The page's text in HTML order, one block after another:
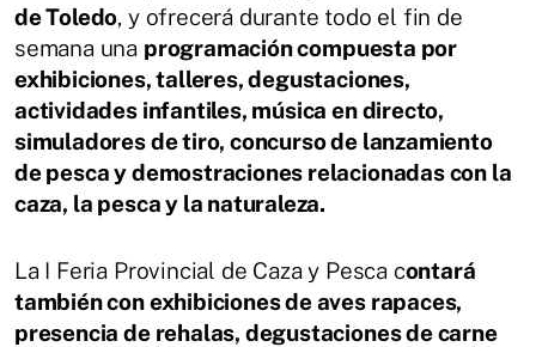
de Toledo, y ofrecerá durante todo el fin de
semana una programación compuesta por
exhibiciones, talleres, degustaciones,
actividades infantiles, música en directo,
simuladores de tiro, concurso de lanzamiento
de pesca y demostraciones relacionadas con la
caza, la pesca y la naturaleza.
La I Feria Provincial de Caza y Pesca contará
también con exhibiciones de aves rapaces,
presencia de rehalas, degustaciones de carne